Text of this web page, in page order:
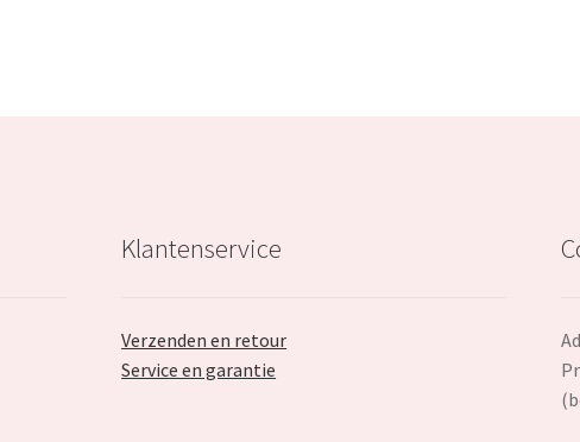
Klantenservice
Verzenden en retour
Service en garantie